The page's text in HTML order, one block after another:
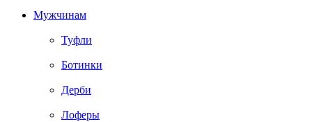
Мужчинам
Туфли
Ботинки
Дерби
Лоферы